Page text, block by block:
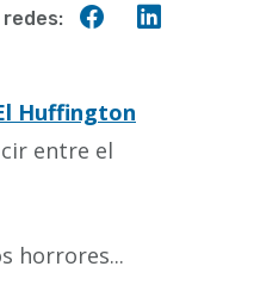
Compartir
Huffington
entre el
horrores...